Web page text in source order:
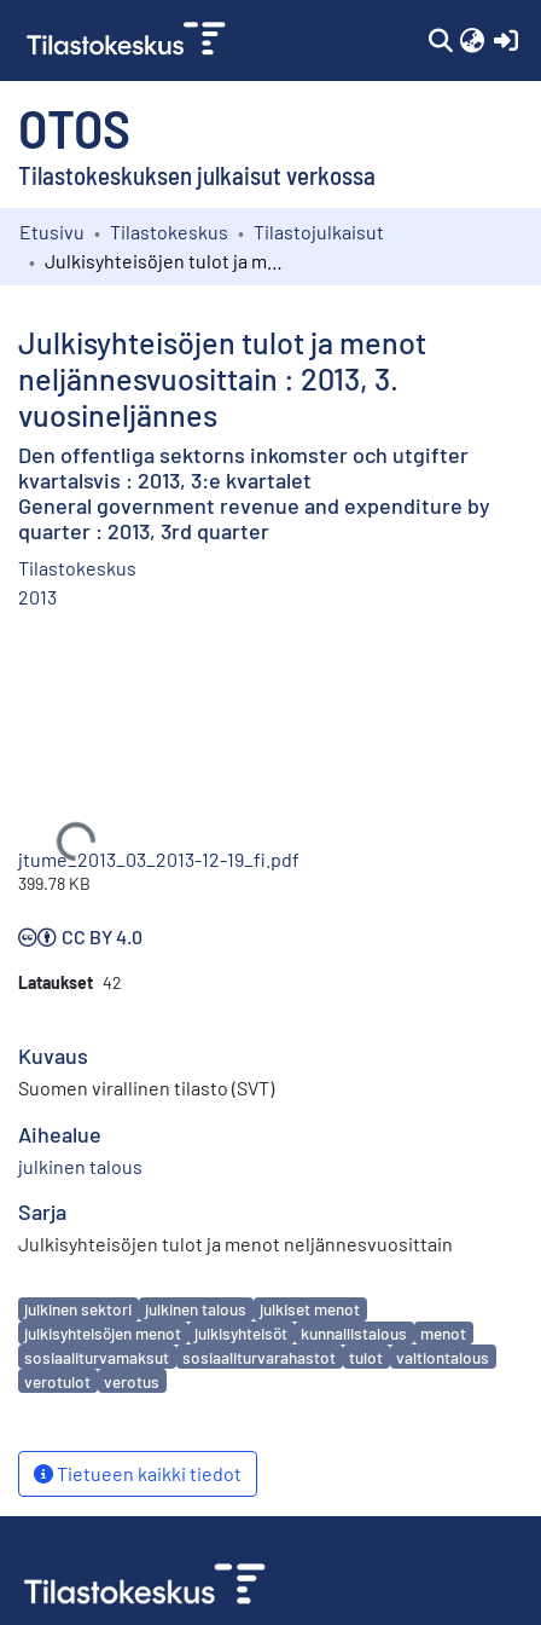
OTOS
Tilastokeskuksen julkaisut verkossa
Kokoelmat
Etusivu Tilastokeskus
Tilastojulkaisut
Julkisyhteisöjen tulot ja menot
neljännesvuosittain : 2013, 3.
vuosineljännes
Den offentliga sektorns inkomster och utgifter
kvartalsvis : 2013, 3:e kvartalet
General government revenue and expenditure by
quarter : 2013, 3rd quarter
Tilastokeskus
2013
Ladataan...
jtume_2013_03_2013-12-19_fi.pdf
399.78 KB
CC BY 4.0
Lataukset 42
Kuvaus
Suomen virallinen tilasto (SVT)
Aihealue
julkinen talous
Sarja
Julkisyhteisöjen tulot ja menot neljännesvuosittain
Avainsanat
julkinen sektori julkinen talous
julkiset menot
julkisyhteisöjen menot
julkisyhteisöt kunnallistalous
menot
sosiaaliturvamaksut
sosiaaliturvarahastot tulot
valtiontalous
verotulot
verotus
Tietueen kaikki tiedot